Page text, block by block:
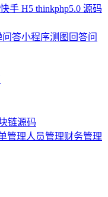
手 H5 thinkphp5.0 源码
答小程序测图回答问
链源码
管理人员管理财务管理